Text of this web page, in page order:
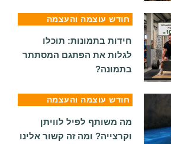
חודש עוצמה והעצמה
חידות בתמונות: תוכלו
לגלות את הפתגם המסתתר
בתמונה?
חודש עוצמה והעצמה
מה משותף לפיל לוויתן
וקרצייה? ומה זה קשור אלינו